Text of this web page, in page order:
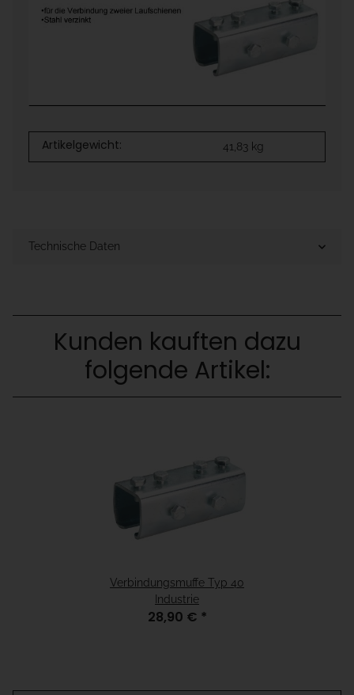
Artikelgewicht: 41,83 kg
Technische Daten
Kunden kauften dazu
folgende Artikel:
Verbindungsmuffe Typ 40
Industrie
28,90 € *